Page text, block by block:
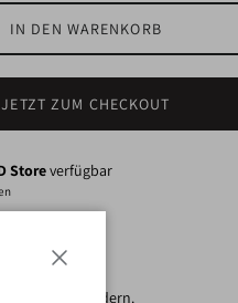
IN DEN WARENKORB
JETZT ZUM CHECKOUT
Storeverfügbar
Kettengliedern.